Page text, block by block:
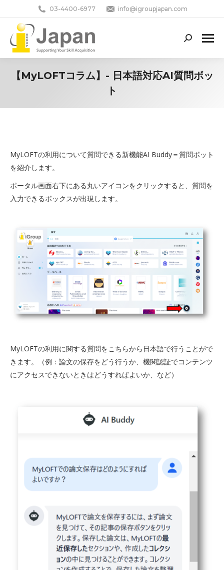
03-4400-6977 info@igroupjapan.com
Search:
【MyLOFTコラム】- 日本語対応AI質問ボッ
ト
MyLOFTの利用について質問できる新機能AI Buddy＝質問ボット
を紹介します。
ポータル画面右下にある丸いアイコンをクリックすると、質問を
入力できるボックスが出現します。
MyLOFTの利用に関する質問をこちらから日本語で行うことがで
きます。（例：論文の保存をどう行うか、機関認証でコンテンツ
にアクセスできないときはどうすればよいか、など）